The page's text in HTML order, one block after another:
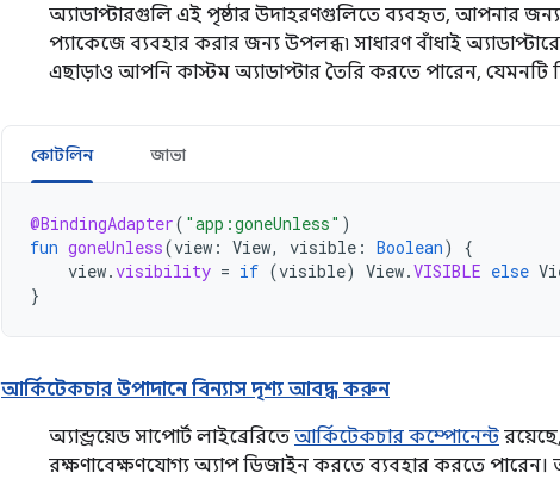
অ্যাডাপ্টারগুলি এই পৃষ্ঠার উদাহরণগুলিতে ব্যবহৃত, আপনার জন্য
প্যাকেজে ব্যবহার করার জন্য উপলব্ধ৷ সাধারণ বাঁধাই
এছাড়াও আপনি কাস্টম অ্যাডাপ্টার তৈরি করতে পারেন, যেমনটি
কোটলিন জাভা
@BindingAdapter( "app:goneUnless" )
fun goneUnless(view : View, visible : Boolean)
{
view.visibility = if (visible) View.VISIBLE else
}
আর্কিটেকচার উপাদানে বিন্যাস দৃশ্য আবদ্ধ করুন
অ্যান্ড্রয়েড সাপোর্ট লাইব্রেরিতে আর্কিটেকচার কম্পোনেন্ট
রক্ষণাবেক্ষণযোগ্য অ্যাপ ডিজাইন করতে ব্যবহার করতে